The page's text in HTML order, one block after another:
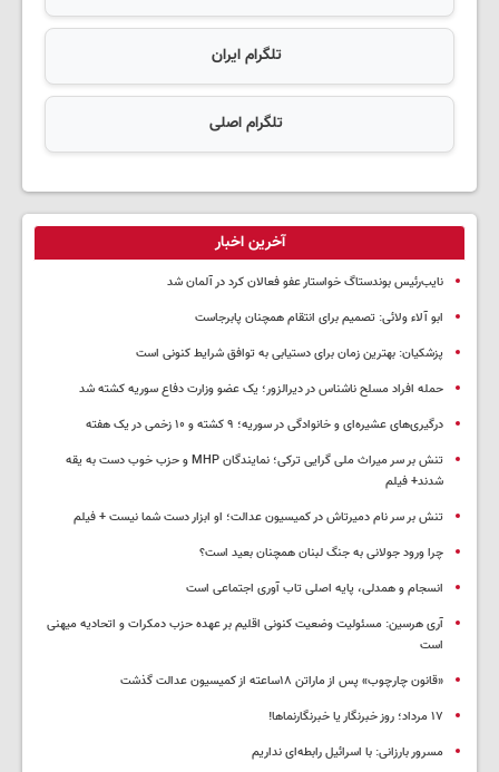
تلگرام ایران
تلگرام اصلی
آخرین اخبار
نایب‌رئیس بوندستاگ خواستار عفو فعالان کرد در آلمان شد
ابو آلاء ولائی: تصمیم برای انتقام همچنان پابرجاست
پزشکیان‌: بهترین زمان برای دستیابی به توافق شرایط کنونی است
حمله افراد مسلح ناشناس در دیرالزور؛ یک عضو وزارت دفاع سوریه کشته شد
درگیری‌های عشیره‌ای و خانوادگی در سوریه؛ ۹ کشته و ۱۰ زخمی در یک هفته
تنش بر سر میراث ملی گرایی ترکی؛ نمایندگان MHP و حزب خوب دست به یقه
شدند+ فیلم
تنش بر سر نام دمیرتاش در کمیسیون عدالت؛ او ابزار دست شما نیست + فیلم
چرا ورود جولانی به جنگ لبنان همچنان بعید است؟
انسجام و همدلی، پایه اصلی تاب آوری اجتماعی است
آری هرسین: مسئولیت وضعیت کنونی اقلیم بر عهده حزب دمکرات و اتحادیه میهنی
است
«قانون چارچوب» پس از ماراتن ۱۸ساعته از کمیسیون عدالت گذشت
١٧ مرداد؛ روز خبرنگار یا خبرنگارنماها!
مسرور بارزانی: با اسرائیل رابطه‌ای نداریم